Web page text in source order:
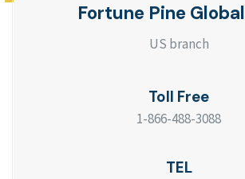
Fortune Pine
US branch
Toll Free
1-866-488-3088
TEL